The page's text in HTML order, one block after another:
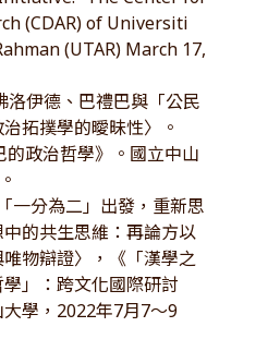
(CDAR) of Universiti
(UTAR) March 17,
洛伊德、巴禮巴與「公民
拓撲學的曖昧性〉。
的政治哲學》。國立中山
一分為二」出發，重新思
的共生思維：再論方以
物辯證〉，《「漢學之
」：跨文化國際研討
學，2022年7月7～9